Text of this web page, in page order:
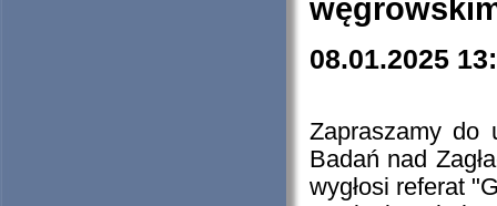
08.01.2025
Zapraszamy do
Badań nad
wygłosi referat